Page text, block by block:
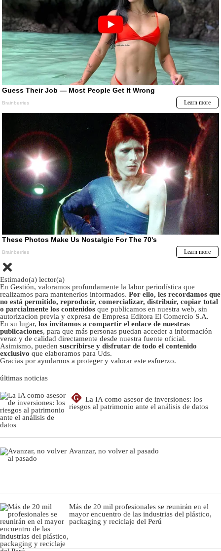
Estimado(a) lector(a)
En Gestión, valoramos profundamente la labor periodística que
realizamos para mantenerlos informados. Por ello, les recordamos que
no está permitido, reproducir, comercializar, distribuir, copiar total
o parcialmente los contenidos que publicamos en nuestra web, sin
autorizacion previa y expresa de Empresa Editora El Comercio S.A.
En su lugar, los invitamos a compartir el enlace de nuestras
publicaciones, para que más personas puedan acceder a información
veraz y de calidad directamente desde nuestra fuente oficial.
Asimismo, pueden suscribirse y disfrutar de todo el contenido
exclusivo que elaboramos para Uds.
Gracias por ayudarnos a proteger y valorar este esfuerzo.
últimas noticias
G
La IA como asesor de inversiones: los
riesgos al patrimonio ante el análisis de datos
Avanzar, no volver al pasado
Más de 20 mil profesionales se reunirán en el
mayor encuentro de las industrias del plástico,
packaging y reciclaje del Perú